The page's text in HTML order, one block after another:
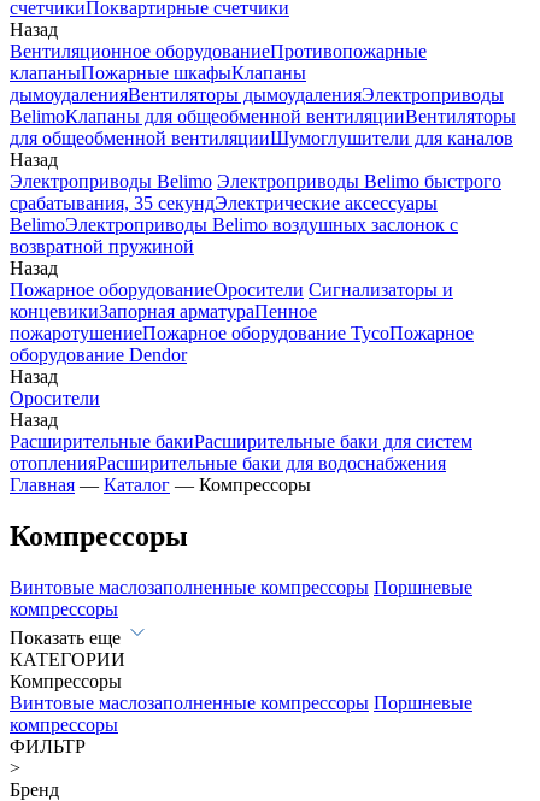
счетчикиПоквартирные счетчики
Назад
Вентиляционное оборудованиеПротивопожарные
клапаныПожарные шкафыКлапаны
дымоудаленияВентиляторы дымоудаленияЭлектроприводы
BelimoКлапаны для общеобменной вентиляцииВентиляторы
для общеобменной вентиляцииШумоглушители для каналов
Назад
Электроприводы Belimo Электроприводы Belimo быстрого
срабатывания, 35 секундЭлектрические аксессуары
BelimoЭлектроприводы Belimo воздушных заслонок c
возвратной пружиной
Назад
Пожарное оборудованиеОросители Сигнализаторы и
концевикиЗапорная арматураПенное
пожаротушениеПожарное оборудование TycoПожарное
оборудование Dendor
Назад
Оросители
Назад
Расширительные бакиРасширительные баки для систем
отопленияРасширительные баки для водоснабжения
Главная — Каталог — Компрессоры
Компрессоры
Винтовые маслозаполненные компрессоры Поршневые
компрессоры
Показать еще
КАТЕГОРИИ
Компрессоры
Винтовые маслозаполненные компрессоры Поршневые
компрессоры
ФИЛЬТР
>
Бренд